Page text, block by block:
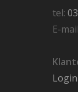
tel:
E-
Login